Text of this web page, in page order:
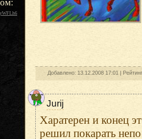
Добавлено: 13.12.2008 17:01 |
Jurij
Харатерен и конец
решил покарать